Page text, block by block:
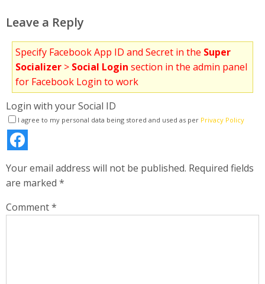
Leave a Reply
Specify Facebook App ID and Secret in the Super
Socializer > Social Login section in the admin panel
for Facebook Login to work
Login with your Social ID
I agree to my personal data being stored and used as per Privacy Policy
Your email address will not be published. Required fields
are marked *
Comment*